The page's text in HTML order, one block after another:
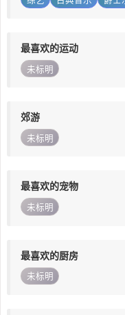
最喜欢的运动
未标明
郊游
未标明
最喜欢的宠物
未标明
最喜欢的厨房
未标明